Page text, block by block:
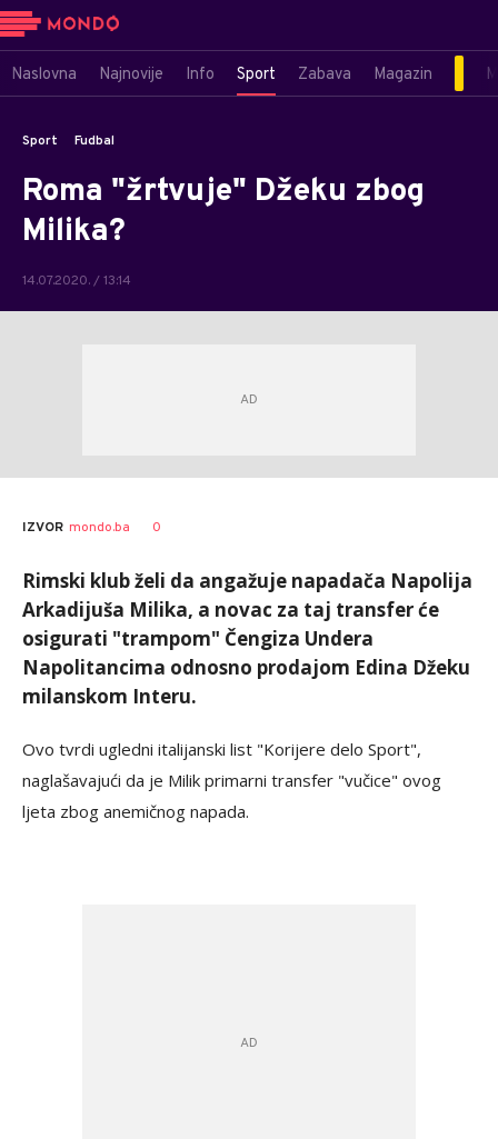
Naslovna Najnovije Info Sport Zabava Magazin
Sport Fudbal
Roma "žrtvuje" Džeku zbog
Milika?
14.07.2020. / 13:14
IZVOR mondo.ba 0
Rimski klub želi da angažuje napadača Napolija
Arkadijuša Milika, a novac za taj transfer će
osigurati "trampom" Čengiza Undera
Napolitancima odnosno prodajom Edina Džeku
milanskom Interu.
Ovo tvrdi ugledni italijanski list "Korijere delo Sport",
naglašavajući da je Milik primarni transfer "vučice" ovog
ljeta zbog anemičnog napada.